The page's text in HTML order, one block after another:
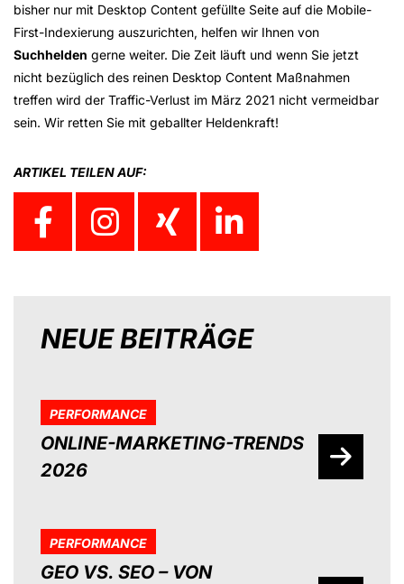
bisher nur mit Desktop Content gefüllte Seite auf die Mobile-
First-Indexierung auszurichten, helfen wir Ihnen von
Suchhelden gerne weiter. Die Zeit läuft und wenn Sie jetzt
nicht bezüglich des reinen Desktop Content Maßnahmen
treffen wird der Traffic-Verlust im März 2021 nicht vermeidbar
sein. Wir retten Sie mit geballter Heldenkraft!
ARTIKEL TEILEN AUF:
NEUE BEITRÄGE
PERFORMANCE
ONLINE-MARKETING-TRENDS
2026
PERFORMANCE
GEO VS. SEO – VON